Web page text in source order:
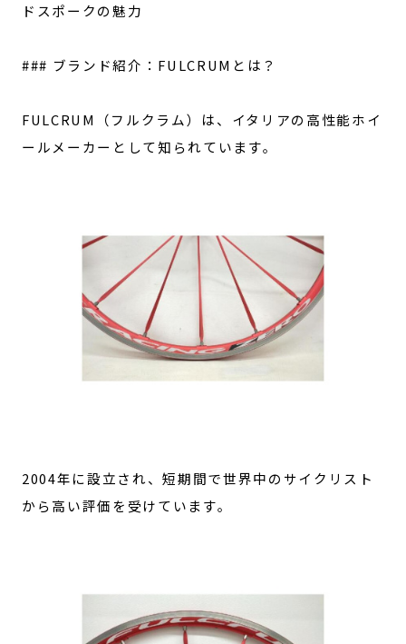
ドスポークの魅力
### ブランド紹介：FULCRUMとは？
FULCRUM（フルクラム）は、イタリアの高性能ホイ
ールメーカーとして知られています。
2004年に設立され、短期間で世界中のサイクリスト
から高い評価を受けています。